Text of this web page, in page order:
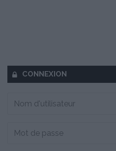
CONNEXION